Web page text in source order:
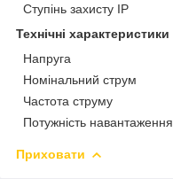
Ступінь захисту IP
Технічні характеристики
Напруга
Номінальний струм
Частота струму
Потужність навантаження
Приховати